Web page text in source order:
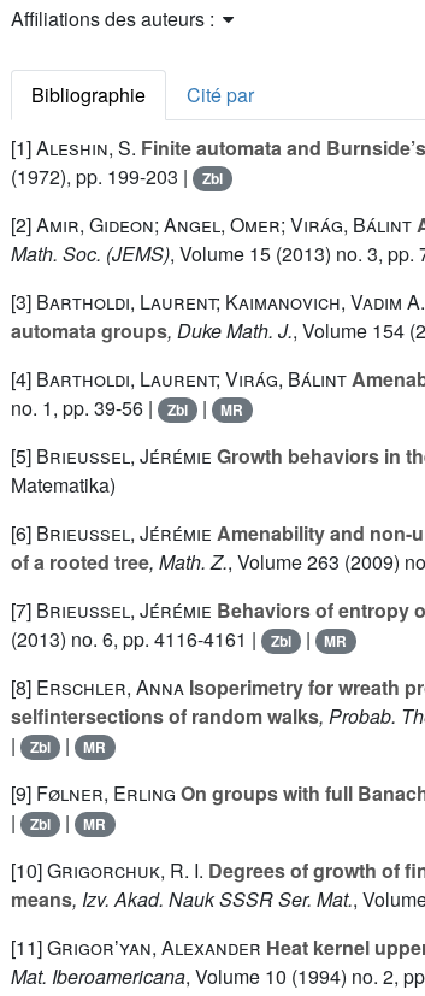
Affiliations des auteurs :
Bibliographie
Cité par
[1]Aleshin, S. Finite automata and
(1972), pp. 199-203 |
Zbl
[2]Amir, Gideon; Angel, Omer; Virág, Bálint
Math. Soc. (JEMS), Volume 15 (2013) no. 3, pp.
[3] Bartholdi, Laurent; Kaimanovich, Vadim
automata groups, Duke Math. J., Volume 154
[4] Bartholdi, Laurent; Virág, Bálint
no. 1, pp. 39-56 |
Zbl | MR
[5] Brieussel, Jérémie Growth behaviors in
Matematika)
[6] Brieussel, Jérémie Amenability and non-
of a rooted tree, Math. Z., Volume 263 (2009)
[7] Brieussel, Jérémie Behaviors of entropy
(2013) no. 6, pp. 4116-4161 |
Zbl | MR
[8] Erschler, Anna Isoperimetry for wreath
selfintersections of random walks, Probab.
|
Zbl | MR
[9] Følner, Erling On groups with full
|
Zbl | MR
[10]Grigorchuk, R. I. Degrees of growth of
means, Izv. Akad. Nauk SSSR Ser. Mat.,
[11]Grigorʼyan, Alexander Heat kernel
Mat. Iberoamericana, Volume 10 (1994) no. 2,